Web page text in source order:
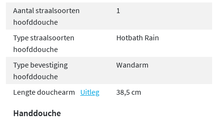
Aantal straalsoorten
hoofddouche
1
Type straalsoorten
hoofddouche
Hotbath Rain
Type bevestiging
hoofddouche
Wandarm
Lengte douchearm Uitleg 38,5 cm
Handdouche